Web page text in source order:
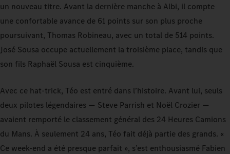
un nouveau titre. Avant la dernière manche à Albi, il compte
une confortable avance de 61 points sur son plus proche
poursuivant, Thomas Robineau, avec un total de 514 points.
José Sousa occupe actuellement la troisième place, tandis que
son fils Raphaël Sousa est cinquième.
Avec ce hat-trick, Téo est entré dans l’histoire. Avant lui, seuls
deux pilotes légendaires — Steve Parrish et Noël Crozier —
avaient remporté le classement général des 24 Heures Camions
du Mans. À seulement 24 ans, Téo fait déjà partie des grands. «
Ce week-end a été presque parfait », s’est enthousiasmé Fabien